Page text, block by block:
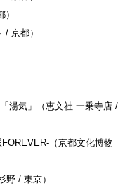
京都）
湯気」（恵文社 一乗寺店 /
（京都文化博物
/ 東京）